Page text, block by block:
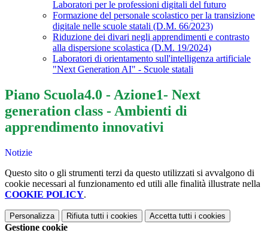
Laboratori per le professioni digitali del futuro
Formazione del personale scolastico per la transizione
digitale nelle scuole statali (D.M. 66/2023)
Riduzione dei divari negli apprendimenti e contrasto
alla dispersione scolastica (D.M. 19/2024)
Laboratori di orientamento sull'intelligenza artificiale
"Next Generation AI" - Scuole statali
Piano Scuola4.0 - Azione1- Next
generation class - Ambienti di
apprendimento innovativi
Notizie
Questo sito o gli strumenti terzi da questo utilizzati si avvalgono di
cookie necessari al funzionamento ed utili alle finalità illustrate nella
COOKIE POLICY.
Personalizza Rifiuta tutti i cookies Accetta tutti i cookies
Gestione cookie